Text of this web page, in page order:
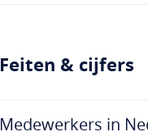
Feiten & cijfers
Medewerkers in